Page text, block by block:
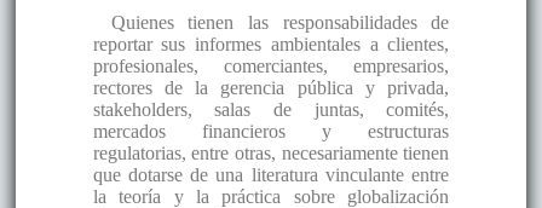
Quienes tienen las responsabilidades de
reportar sus informes ambientales a clientes,
profesionales, comerciantes, empresarios,
rectores de la gerencia pública y privada,
stakeholders, salas de juntas, comités,
mercados financieros y estructuras
regulatorias, entre otras, necesariamente tienen
que dotarse de una literatura vinculante entre
la teoría y la práctica sobre globalización